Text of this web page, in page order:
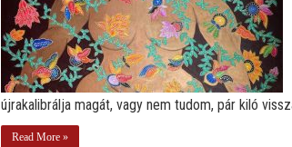
újrakalibrálja magát, vagy nem tudom, pár kiló
Read More »